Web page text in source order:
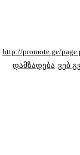
http://promote.ge/
დამზადება ვებ